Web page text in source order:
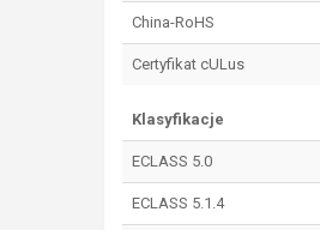
China-RoHS
Certyfikat cULus
Klasyfikacje
ECLASS 5.0
ECLASS 5.1.4